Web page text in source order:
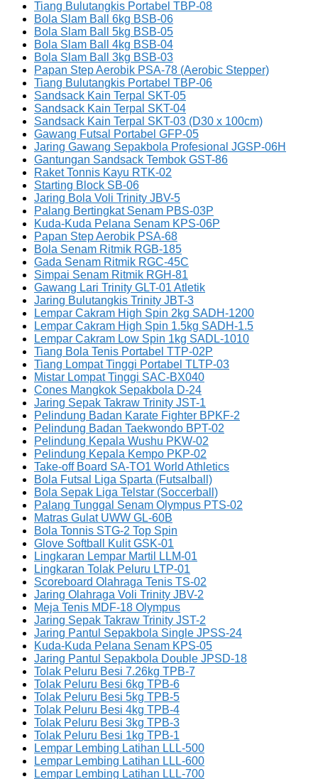
Tiang Bulutangkis Portabel TBP-08
Bola Slam Ball 6kg BSB-06
Bola Slam Ball 5kg BSB-05
Bola Slam Ball 4kg BSB-04
Bola Slam Ball 3kg BSB-03
Papan Step Aerobik PSA-78 (Aerobic Stepper)
Tiang Bulutangkis Portabel TBP-06
Sandsack Kain Terpal SKT-05
Sandsack Kain Terpal SKT-04
Sandsack Kain Terpal SKT-03 (D30 x 100cm)
Gawang Futsal Portabel GFP-05
Jaring Gawang Sepakbola Profesional JGSP-06H
Gantungan Sandsack Tembok GST-86
Raket Tonnis Kayu RTK-02
Starting Block SB-06
Jaring Bola Voli Trinity JBV-5
Palang Bertingkat Senam PBS-03P
Kuda-Kuda Pelana Senam KPS-06P
Papan Step Aerobik PSA-68
Bola Senam Ritmik RGB-185
Gada Senam Ritmik RGC-45C
Simpai Senam Ritmik RGH-81
Gawang Lari Trinity GLT-01 Atletik
Jaring Bulutangkis Trinity JBT-3
Lempar Cakram High Spin 2kg SADH-1200
Lempar Cakram High Spin 1.5kg SADH-1.5
Lempar Cakram Low Spin 1kg SADL-1010
Tiang Bola Tenis Portabel TTP-02P
Tiang Lompat Tinggi Portabel TLTP-03
Mistar Lompat Tinggi SAC-BX040
Cones Mangkok Sepakbola D-24
Jaring Sepak Takraw Trinity JST-1
Pelindung Badan Karate Fighter BPKF-2
Pelindung Badan Taekwondo BPT-02
Pelindung Kepala Wushu PKW-02
Pelindung Kepala Kempo PKP-02
Take-off Board SA-TO1 World Athletics
Bola Futsal Liga Sparta (Futsalball)
Bola Sepak Liga Telstar (Soccerball)
Palang Tunggal Senam Olympus PTS-02
Matras Gulat UWW GL-60B
Bola Tonnis STG-2 Top Spin
Glove Softball Kulit GSK-01
Lingkaran Lempar Martil LLM-01
Lingkaran Tolak Peluru LTP-01
Scoreboard Olahraga Tenis TS-02
Jaring Olahraga Voli Trinity JBV-2
Meja Tenis MDF-18 Olympus
Jaring Sepak Takraw Trinity JST-2
Jaring Pantul Sepakbola Single JPSS-24
Kuda-Kuda Pelana Senam KPS-05
Jaring Pantul Sepakbola Double JPSD-18
Tolak Peluru Besi 7.26kg TPB-7
Tolak Peluru Besi 6kg TPB-6
Tolak Peluru Besi 5kg TPB-5
Tolak Peluru Besi 4kg TPB-4
Tolak Peluru Besi 3kg TPB-3
Tolak Peluru Besi 1kg TPB-1
Lempar Lembing Latihan LLL-500
Lempar Lembing Latihan LLL-600
Lempar Lembing Latihan LLL-700